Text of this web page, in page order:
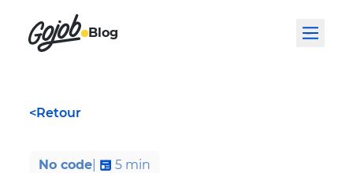
Blog
<Retour
No code 5 min